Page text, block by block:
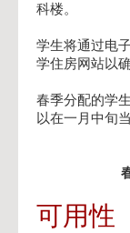
科楼。
学生将通过电
学住房网站以
春季分配的学
以在一月中旬
可用性